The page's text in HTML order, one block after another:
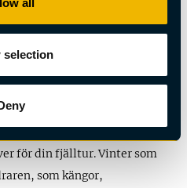
all
selection
Du kan också hyra det mesta
allt från skidor,
på vintern till kängor,
uthyrning och här kan du
för din fjälltur. Vinter som
som kängor,